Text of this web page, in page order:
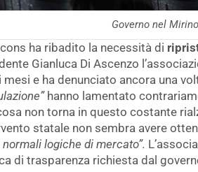
Governo nel
ha ribadito la necessità di
Gianluca Di Ascenzo
mesi e ha denunciato ancora una
hanno lamentato
non torna in questo costante
statale non sembra avere
logiche di mercato”.
di trasparenza richiesta dal